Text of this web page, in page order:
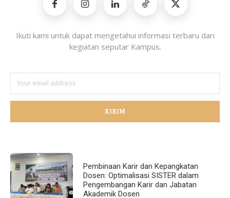
Ikuti kami untuk dapat mengetahui informasi terbaru dari
kegiatan seputar Kampus.
KIRIM
Pembinaan Karir dan Kepangkatan
Dosen: Optimalisasi SISTER dalam
Pengembangan Karir dan Jabatan
Akademik Dosen